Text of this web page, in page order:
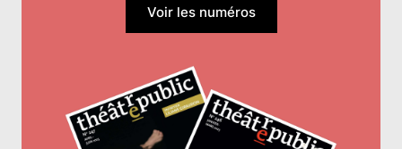
Voir les numéros